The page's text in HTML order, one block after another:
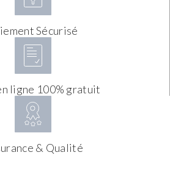
Sécurisé
ligne 100% gratuit
& Qualité